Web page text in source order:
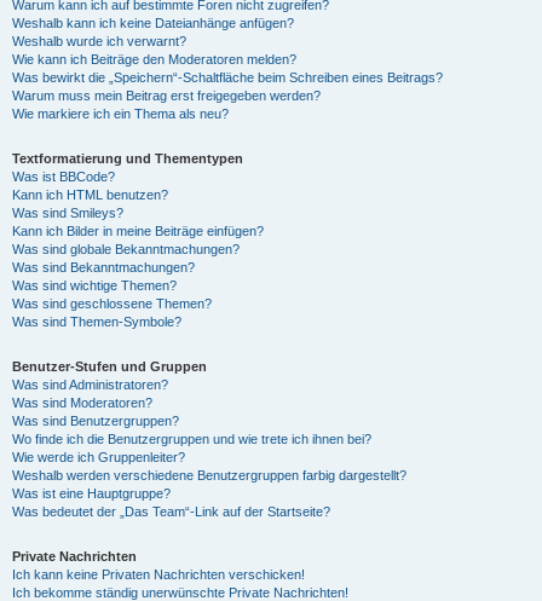
Warum kann ich auf bestimmte Foren nicht zugreifen?
Weshalb kann ich keine Dateianhänge anfügen?
Weshalb wurde ich verwarnt?
Wie kann ich Beiträge den Moderatoren melden?
Was bewirkt die „Speichern“-Schaltfläche beim Schreiben eines Beitrags?
Warum muss mein Beitrag erst freigegeben werden?
Wie markiere ich ein Thema als neu?
Textformatierung und Thementypen
Was ist BBCode?
Kann ich HTML benutzen?
Was sind Smileys?
Kann ich Bilder in meine Beiträge einfügen?
Was sind globale Bekanntmachungen?
Was sind Bekanntmachungen?
Was sind wichtige Themen?
Was sind geschlossene Themen?
Was sind Themen-Symbole?
Benutzer-Stufen und Gruppen
Was sind Administratoren?
Was sind Moderatoren?
Was sind Benutzergruppen?
Wo finde ich die Benutzergruppen und wie trete ich ihnen bei?
Wie werde ich Gruppenleiter?
Weshalb werden verschiedene Benutzergruppen farbig dargestellt?
Was ist eine Hauptgruppe?
Was bedeutet der „Das Team“-Link auf der Startseite?
Private Nachrichten
Ich kann keine Privaten Nachrichten verschicken!
Ich bekomme ständig unerwünschte Private Nachrichten!